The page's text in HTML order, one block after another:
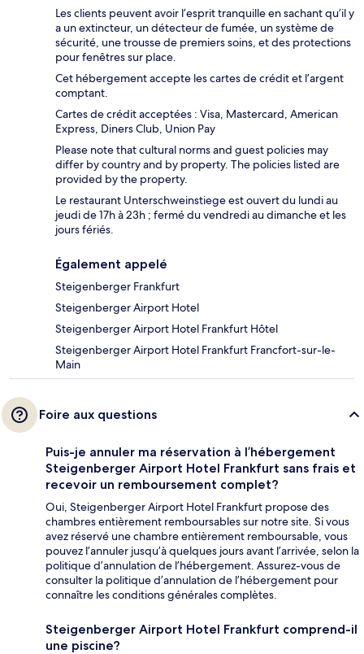
Les clients peuvent avoir l’esprit tranquille en sachant qu’il y
a un extincteur, un détecteur de fumée, un système de
sécurité, une trousse de premiers soins, et des protections
pour fenêtres sur place.
Cet hébergement accepte les cartes de crédit et l’argent
comptant.
Cartes de crédit acceptées : Visa, Mastercard, American
Express, Diners Club, Union Pay
Please note that cultural norms and guest policies may
differ by country and by property. The policies listed are
provided by the property.
Le restaurant Unterschweinstiege est ouvert du lundi au
jeudi de 17h à 23h ; fermé du vendredi au dimanche et les
jours fériés.
Également appelé
Steigenberger Frankfurt
Steigenberger Airport Hotel
Steigenberger Airport Hotel Frankfurt Hôtel
Steigenberger Airport Hotel Frankfurt Francfort-sur-le-
Main
Foire aux questions
Puis-je annuler ma réservation à l’hébergement
Steigenberger Airport Hotel Frankfurt sans frais et
recevoir un remboursement complet?
Oui, Steigenberger Airport Hotel Frankfurt propose des
chambres entièrement remboursables sur notre site. Si vous
avez réservé une chambre entièrement remboursable, vous
pouvez l’annuler jusqu’à quelques jours avant l’arrivée, selon la
politique d’annulation de l’hébergement. Assurez-vous de
consulter la politique d’annulation de l’hébergement pour
connaître les conditions générales complètes.
Steigenberger Airport Hotel Frankfurt comprend-il
une piscine?